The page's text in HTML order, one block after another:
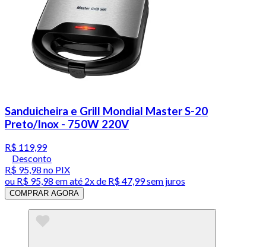
Sanduicheira e Grill Mondial Master S-20
Preto/Inox - 750W 220V
R$ 119,99
Desconto
R$ 95,98 no PIX
ou R$ 95,98 em até 2x de R$ 47,99 sem juros
COMPRAR AGORA